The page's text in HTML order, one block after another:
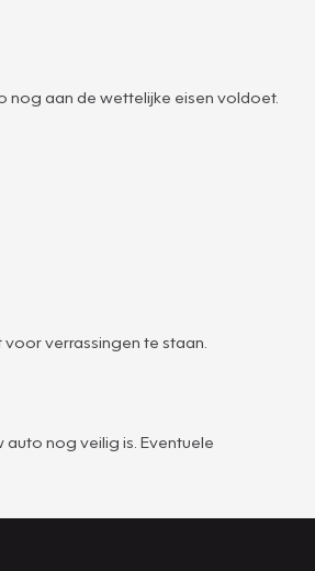
nog aan de wettelijke eisen voldoet.
verrassingen te staan.
nog veilig is. Eventuele